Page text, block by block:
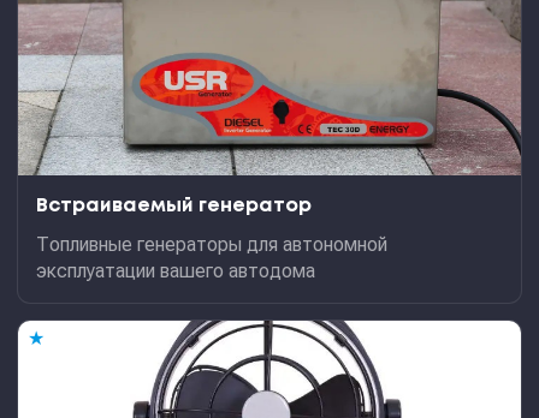
Встраиваемый генератор
Топливные генераторы для автономной
эксплуатации вашего автодома
★